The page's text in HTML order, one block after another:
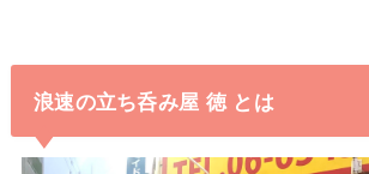
浪速の立ち呑み屋 徳 とは